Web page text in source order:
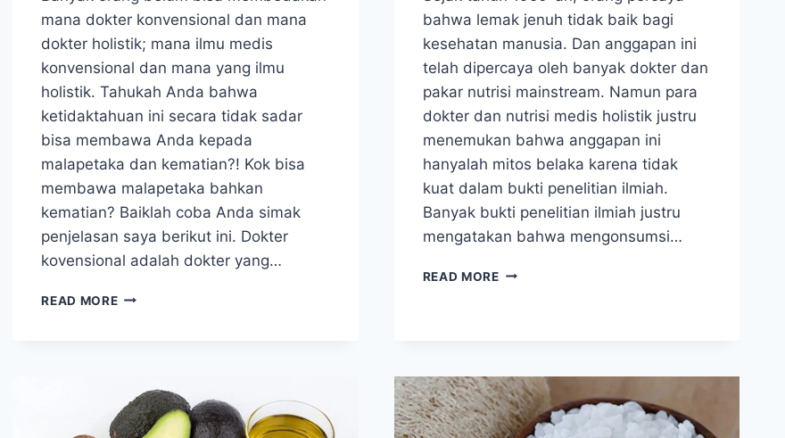
mana dokter konvensional dan mana
dokter holistik; mana ilmu medis
konvensional dan mana yang ilmu
holistik. Tahukah Anda bahwa
ketidaktahuan ini secara tidak sadar
bisa membawa Anda kepada
malapetaka dan kematian?! Kok bisa
membawa malapetaka bahkan
kematian? Baiklah coba Anda simak
penjelasan saya berikut ini. Dokter
kovensional adalah dokter yang…
READ MOREPERBEDAAN
HOLISTIK
bahwa lemak jenuh tidak baik bagi
kesehatan manusia. Dan anggapan ini
telah dipercaya oleh banyak dokter dan
pakar nutrisi mainstream. Namun para
dokter dan nutrisi medis holistik justru
menemukan bahwa anggapan ini
hanyalah mitos belaka karena tidak
kuat dalam bukti penelitian ilmiah.
Banyak bukti penelitian ilmiah justru
mengatakan bahwa mengonsumsi…
READ MOREMINYAK
TERNYATA
HANYA
MITOS